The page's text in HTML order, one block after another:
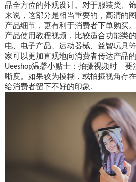
品全方位的外观设计。对于服装类、
来说，这部分是相当重要的，高清的
产品细节，更有利于消费者下单购买。
产品使用教程视频，比较适合功能类
电、电子产品、运动器械、益智玩具
家可以更加直观地向消费者传达产品的
Ueeshop温馨小贴士：拍摄视频时，要
晰度。如果较为模糊，或拍摄视角存
给消费者留下不好的印象。